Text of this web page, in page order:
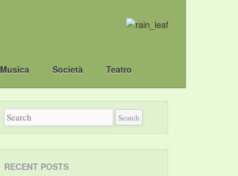
Musica Società Teatro
RECENT POSTS